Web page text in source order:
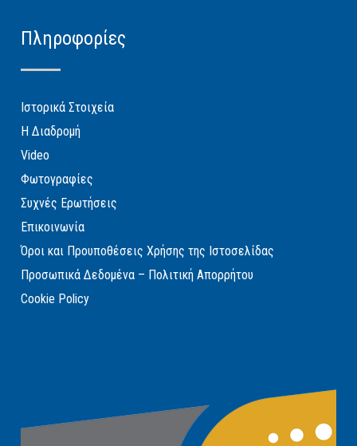
Πληροφορίες
Ιστορικά Στοιχεία
Η Διαδρομή
Video
Φωτογραφίες
Συχνές Ερωτήσεις
Επικοινωνία
Όροι και Προυποθέσεις Χρήσης της Ιστοσελίδας
Προσωπικά Δεδομένα – Πολιτική Απορρήτου
Cookie Policy